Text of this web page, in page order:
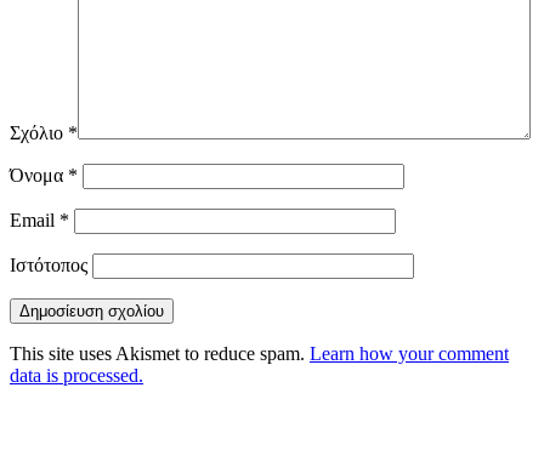
Σχόλιο *
Όνομα *
Email *
Ιστότοπος
This site uses Akismet to reduce spam. Learn how your comment
data is processed.